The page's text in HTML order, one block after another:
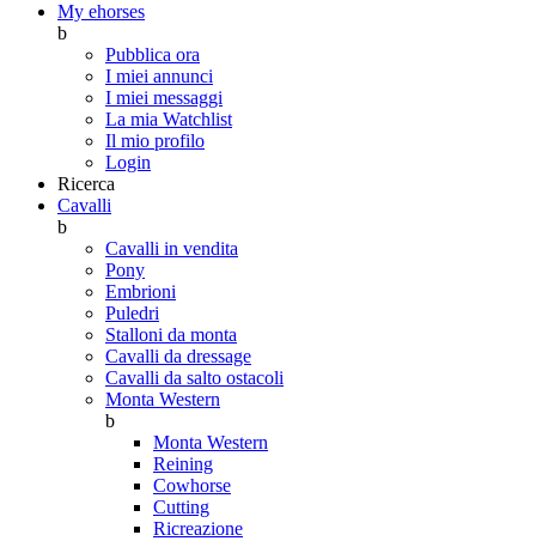
My ehorses
b
Pubblica ora
I miei annunci
I miei messaggi
La mia Watchlist
Il mio profilo
Login
Ricerca
Cavalli
b
Cavalli in vendita
Pony
Embrioni
Puledri
Stalloni da monta
Cavalli da dressage
Cavalli da salto ostacoli
Monta Western
b
Monta Western
Reining
Cowhorse
Cutting
Ricreazione